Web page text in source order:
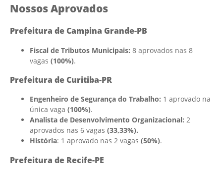
Nossos Aprovados
Prefeitura de Campina Grande-PB
Fiscal de Tributos Municipais: 8 aprovados nas 8
vagas (100%).
Prefeitura de Curitiba-PR
Engenheiro de Segurança do Trabalho: 1 aprovado na
única vaga (100%).
Analista de Desenvolvimento Organizacional: 2
aprovados nas 6 vagas (33,33%).
História: 1 aprovado nas 2 vagas (50%).
Prefeitura de Recife-PE